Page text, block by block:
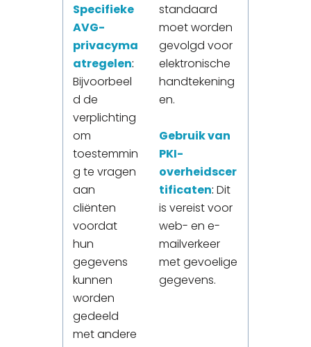
Specifieke
AVG-
privacyma
atregelen:
Bijvoorbeel
d de
verplichting
om
toestemmin
g te vragen
aan
cliënten
voordat
hun
gegevens
kunnen
worden
gedeeld
met andere
standaard
moet worden
gevolgd voor
elektronische
handtekening
en.
Gebruik van
PKI-
overheidscer
tificaten: Dit
is vereist voor
web- en e-
mailverkeer
met gevoelige
gegevens.